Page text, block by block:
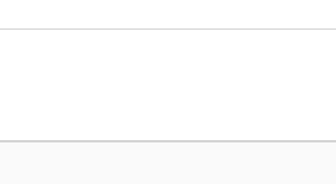
与相应合法资质证明
目录”选填项目与实
文件中有禁忌内容、
见说明书”。 2、 广